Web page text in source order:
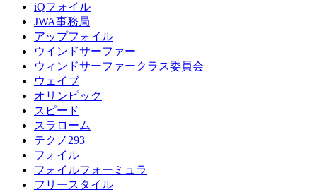
iQフォイル
JWA事務局
アップフォイル
ウインドサーファー
ウィンドサーファークラス委員会
ウェイブ
オリンピック
スピード
スラローム
テクノ293
フォイル
フォイルフォーミュラ
フリースタイル